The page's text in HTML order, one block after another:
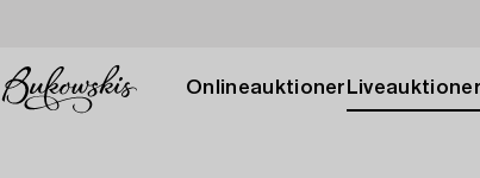
Onlineauktioner Liveauktioner